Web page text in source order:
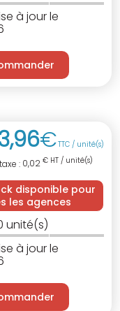
à jour le
,96€TTC / unité(s)
: 0,02 € HT / unité(s)
disponible pour
les agences
unité(s)
à jour le